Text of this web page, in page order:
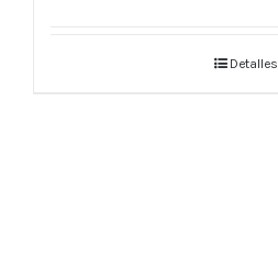
Detalles